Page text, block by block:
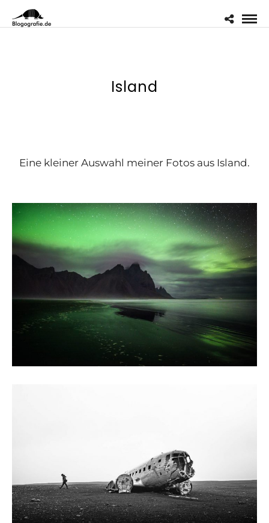
Island
Eine kleiner Auswahl meiner Fotos aus Island.